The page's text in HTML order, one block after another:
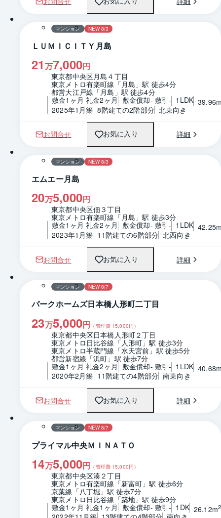
1 / 0 間取り
マンション NEW 8/3
ＬＵＭＩＣＩＴＹ月島
21 万7,000円
東京都中央区月島４丁目
東京メトロ有楽町線「月島」駅 徒歩4分
都営大江戸線「月島」駅 徒歩4分
敷金1ヶ月 礼金2ヶ月 敷金償却- 敷引- 1LDK
2025年1月築 8階建ての2階部分 北東向き
お問合せ お気に入り 詳細
1 / 0 間取り
マンション NEW 8/3
エムエー月島
20万5,000円
東京都中央区佃３丁目
東京メトロ有楽町線「月島」駅 徒歩3分
敷金1ヶ月 礼金2ヶ月 敷金償却- 敷引- 1LDK
2023年1月築 11階建ての6階部分 北西向き
お問合せ お気に入り 詳細
1 / 0 間取り
マンション NEW 8/7
パークホームズ日本橋人形町二丁目
23万5,000円 （管理費 15,000円）
東京都中央区日本橋人形町２丁目
東京メトロ日比谷線「人形町」駅 徒歩3分
東京メトロ半蔵門線「水天宮前」駅 徒歩5分
都営新宿線「浜町」駅 徒歩7分
敷金1ヶ月 礼金2ヶ月 敷金償却- 敷引- 1LDK
2020年2月築 11階建ての4階部分 南東向き
お問合せ お気に入り 詳細
1 / 0 間取り
マンション NEW 8/7
プライマル中央ＭＩＮＡＴＯ
14万5,000円 （管理費 15,000円）
東京都中央区湊２丁目
東京メトロ有楽町線「新富町」駅 徒歩6分
京葉線「八丁堀」駅 徒歩7分
東京メトロ日比谷線「築地」駅 徒歩9分
敷金1ヶ月 礼金1ヶ月 敷金償却- 敷引- 1DK 26.12m2